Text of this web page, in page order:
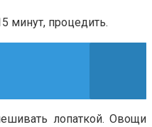
минут, процедить.
лопаткой. Овощи